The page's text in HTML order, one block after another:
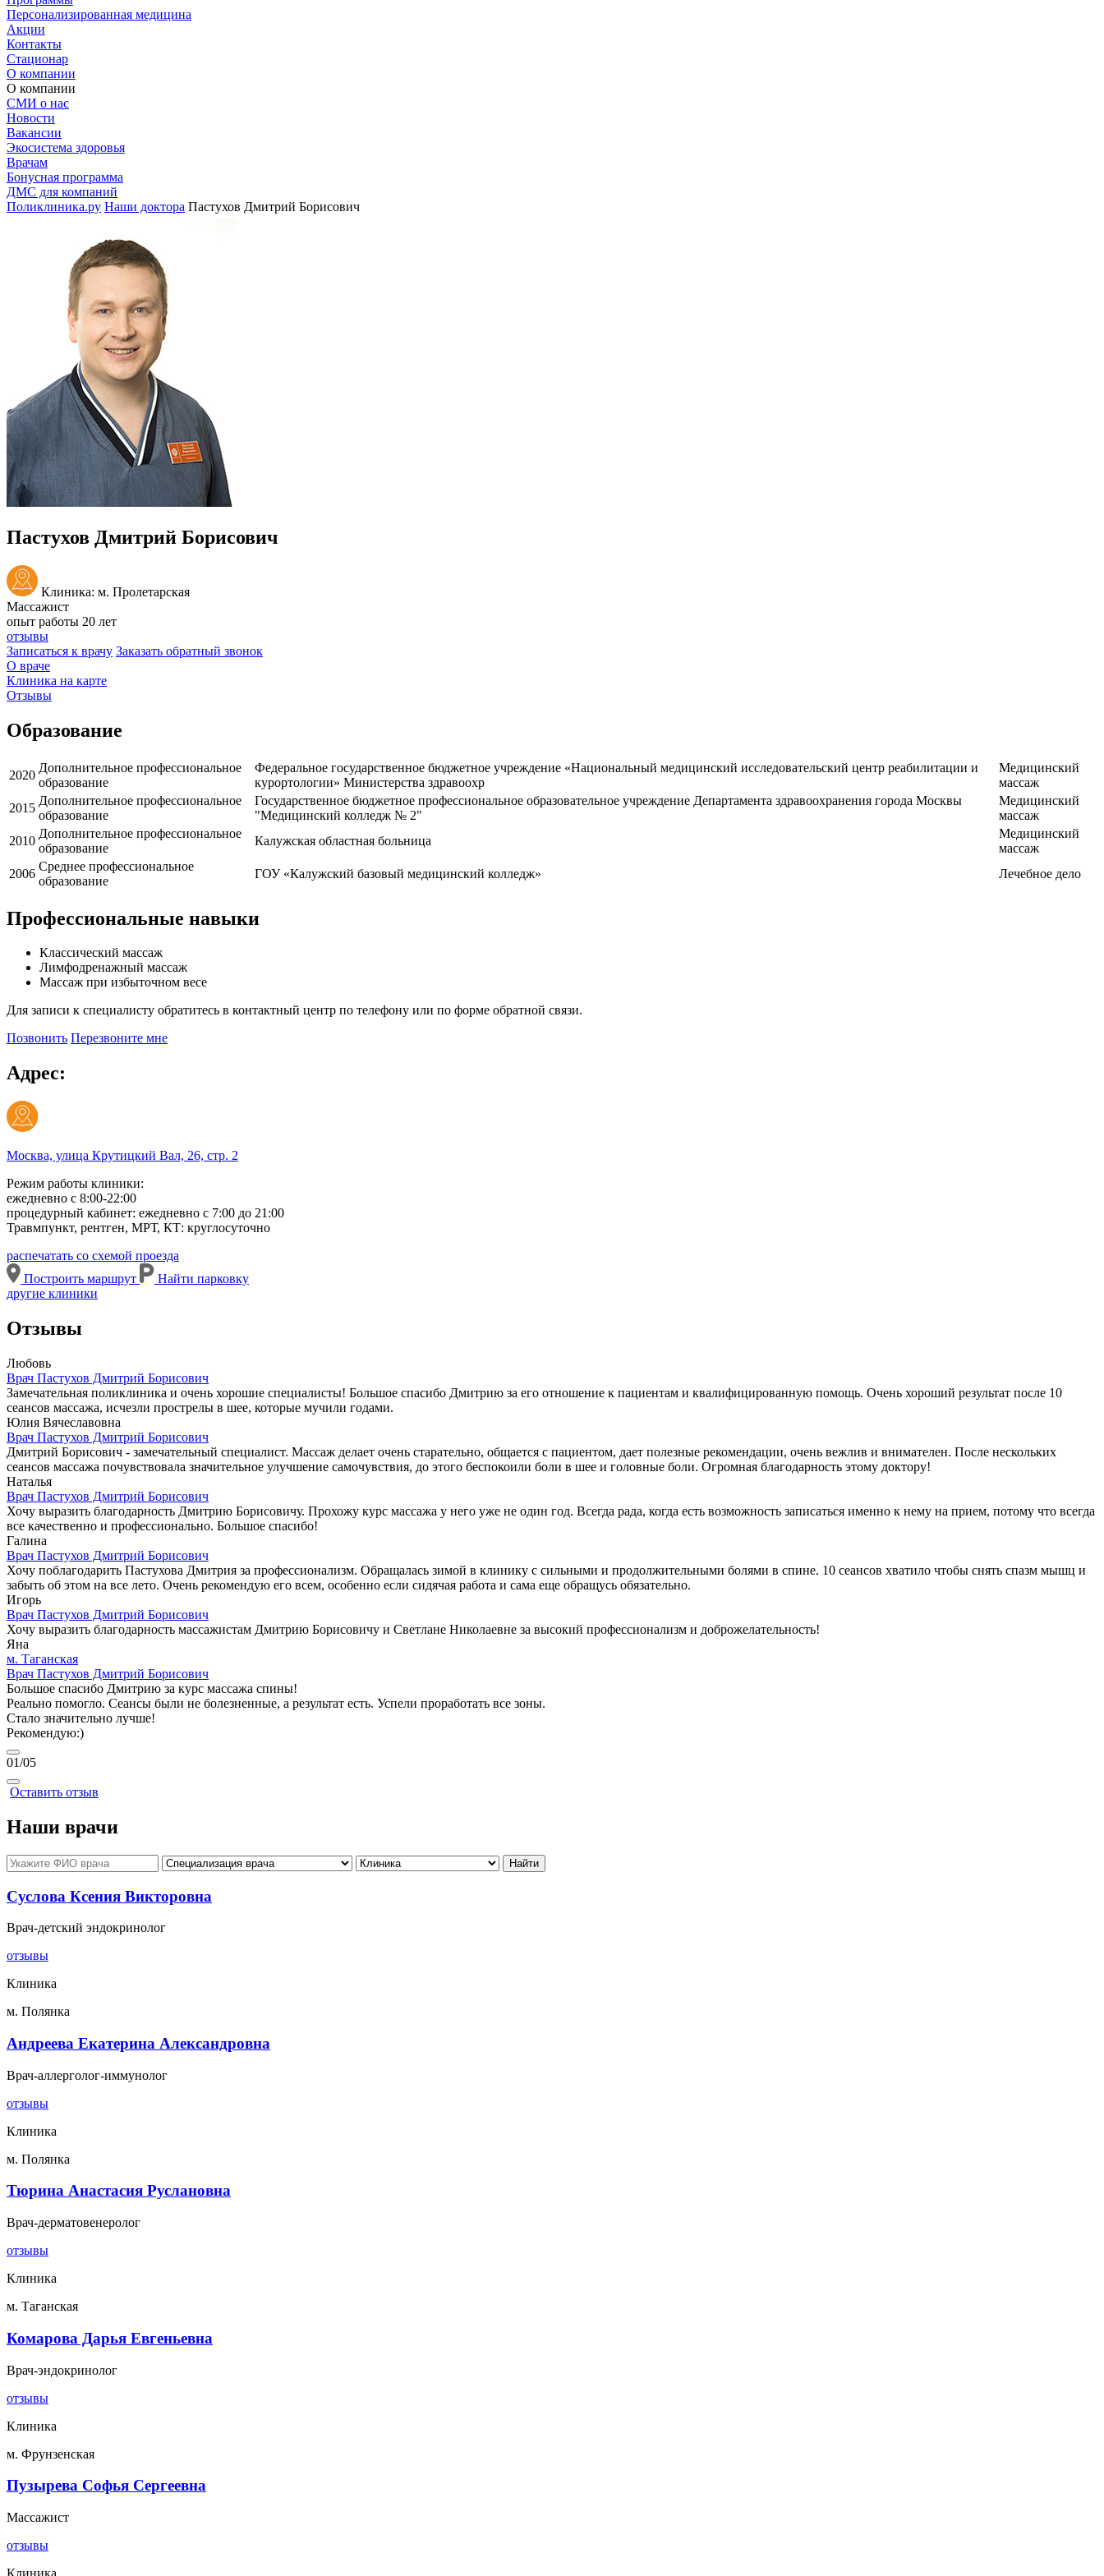
Персонализированная медицина
Акции
Контакты
Стационар
О компании
О компании
СМИ о нас
Новости
Вакансии
Экосистема здоровья
Врачам
Бонусная программа
ДМС для компаний
Поликлиника.ру Наши доктора Пастухов Дмитрий Борисович
Пастухов Дмитрий Борисович
Клиника: м. Пролетарская
Массажист
опыт работы 20 лет
отзывы
Записаться к врачу Заказать обратный звонок
О враче
Клиника на карте
Отзывы
Образование
2020
Дополнительное профессиональное
образование
Федеральное государственное бюджетное учреждение «Национальный медицинский исследовательский центр реабилитации и
курортологии» Министерства здравоохр
Медицинский
массаж
2015
Дополнительное профессиональное
образование
Государственное бюджетное профессиональное образовательное учреждение Департамента здравоохранения города Москвы
"Медицинский колледж № 2"
Медицинский
массаж
2010
Дополнительное профессиональное
образование
Калужская областная больница
Медицинский
массаж
2006
Среднее профессиональное
образование
ГОУ «Калужский базовый медицинский колледж» Лечебное дело
Профессиональные навыки
Классический массаж
Лимфодренажный массаж
Массаж при избыточном весе
Для записи к специалисту обратитесь в контактный центр по телефону или по форме обратной связи.
Позвонить Перезвоните мне
Адрес:
Москва, улица Крутицкий Вал, 26, стр. 2
Режим работы клиники:
ежедневно с 8:00-22:00
процедурный кабинет: ежедневно с 7:00 до 21:00
Травмпункт, рентген, МРТ, КТ: круглосуточно
распечатать со схемой проезда
Построить маршрут
Найти парковку
другие клиники
Отзывы
Любовь
Врач Пастухов Дмитрий Борисович
Замечательная поликлиника и очень хорошие специалисты! Большое спасибо Дмитрию за его отношение к пациентам и квалифицированную помощь. Очень хороший результат после 10
сеансов массажа, исчезли прострелы в шее, которые мучили годами.
Юлия Вячеславовна
Врач Пастухов Дмитрий Борисович
Дмитрий Борисович - замечательный специалист. Массаж делает очень старательно, общается с пациентом, дает полезные рекомендации, очень вежлив и внимателен. После нескольких
сеансов массажа почувствовала значительное улучшение самочувствия, до этого беспокоили боли в шее и головные боли. Огромная благодарность этому доктору!
Наталья
Врач Пастухов Дмитрий Борисович
Хочу выразить благодарность Дмитрию Борисовичу. Прохожу курс массажа у него уже не один год. Всегда рада, когда есть возможность записаться именно к нему на прием, потому что всегда
все качественно и профессионально. Большое спасибо!
Галина
Врач Пастухов Дмитрий Борисович
Хочу поблагодарить Пастухова Дмитрия за профессионализм. Обращалась зимой в клинику с сильными и продолжительными болями в спине. 10 сеансов хватило чтобы снять спазм мышц и
забыть об этом на все лето. Очень рекомендую его всем, особенно если сидячая работа и сама еще обращусь обязательно.
Игорь
Врач Пастухов Дмитрий Борисович
Хочу выразить благодарность массажистам Дмитрию Борисовичу и Светлане Николаевне за высокий профессионализм и доброжелательность!
Яна
м. Таганская
Врач Пастухов Дмитрий Борисович
Большое спасибо Дмитрию за курс массажа спины!
Реально помогло. Сеансы были не болезненные, а результат есть. Успели проработать все зоны.
Стало значительно лучше!
Рекомендую:)
01/05
Оставить отзыв
Наши врачи
Суслова Ксения Викторовна
Врач-детский эндокринолог
отзывы
Клиника
м. Полянка
Андреева Екатерина Александровна
Врач-аллерголог-иммунолог
отзывы
Клиника
м. Полянка
Тюрина Анастасия Руслановна
Врач-дерматовенеролог
отзывы
Клиника
м. Таганская
Комарова Дарья Евгеньевна
Врач-эндокринолог
отзывы
Клиника
м. Фрунзенская
Пузырева Софья Сергеевна
Массажист
отзывы
Клиника